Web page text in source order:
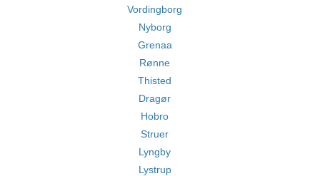
Vordingborg
Nyborg
Grenaa
Rønne
Thisted
Dragør
Hobro
Struer
Lyngby
Lystrup